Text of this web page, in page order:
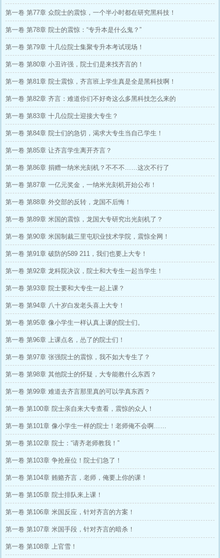
第一卷 第77章 众院士的震惊，一个半小时都在研究黑科技！
第一卷 第78章 院士的震惊：“专升本是什么鬼？”
第一卷 第79章 十几位院士集聚专升本考试现场！
第一卷 第80章 小丑许强，院士们是来找齐言的！
第一卷 第81章 院士震惊，齐言班上学生真是全是黑科技啊！
第一卷 第82章 齐言：难道你们不好奇这么多黑科技怎么来的
第一卷 第83章 十几位院士迎接大专生？
第一卷 第84章 院士们的急切，渴求大专生当自己学生！
第一卷 第85章 让齐言学生离开齐言？
第一卷 第86章 捐赠一纳米光刻机？不不不……这次不行了
第一卷 第87章 一亿元奖金，一纳米光刻机开始公布！
第一卷 第88章 外交部的反转，龙国不后悔！
第一卷 第89章 米国的震惊，龙国大专研究出光刻机了？
第一卷 第90章 米国制裁三里屯职业技术学院，震惊全网！
第一卷 第91章 破防的589 211，我们也要上大专！
第一卷 第92章 龙科院决议，院士和大专生一起当学生！
第一卷 第93章 院士要和大专生一起上课？
第一卷 第94章 八十岁白发老头喜上大专！
第一卷 第95章 像小学生一样认真上课的院士们。
第一卷 第96章 上课点名，怂了的院士们！
第一卷 第97章 张强院士的震惊，我不如大专生了？
第一卷 第98章 其他院士的怀疑，大专能教什么东西？
第一卷 第99章 难道去齐言那里真的可以学真东西？
第一卷 第100章 院士亲自来大专查看，震惊的众人！
第一卷 第101章 像小学生一样的院士！老师俺不会啊……
第一卷 第102章 院士：“请齐老师教我！”
第一卷 第103章 争抢座位！院士们急了！
第一卷 第104章 贿赂齐言，老师，俺要上你的课！
第一卷 第105章 院士排队来上课！
第一卷 第106章 米国反应，针对齐言的方案！
第一卷 第107章 米国手段，针对齐言的暗杀！
第一卷 第108章 上官雪！